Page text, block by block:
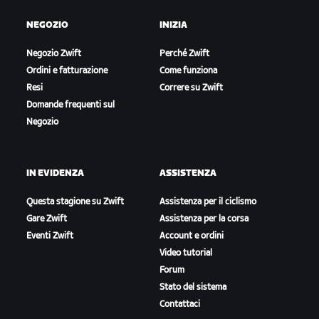
NEGOZIO
Negozio Zwift
Ordini e fatturazione
Resi
Domande frequenti sul
Negozio
INIZIA
Perché Zwift
Come funziona
Correre su Zwift
IN EVIDENZA
Questa stagione su Zwift
Gare Zwift
Eventi Zwift
ASSISTENZA
Assistenza per il ciclismo
Assistenza per la corsa
Account e ordini
Video tutorial
Forum
Stato del sistema
Contattaci